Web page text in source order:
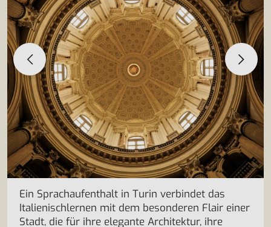
Ein Sprachaufenthalt in Turin verbindet das
Italienischlernen mit dem besonderen Flair einer
Stadt, die für ihre elegante Architektur, ihre